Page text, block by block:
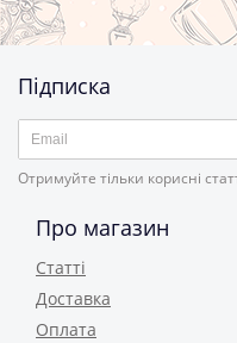
Підписка
Отримуйте тільки корисні
Про магазин
Статті
Доставка
Оплата